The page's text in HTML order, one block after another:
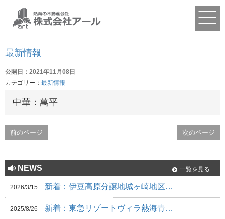
最新情報
公開日：2021年11月08日
カテゴリー： 最新情報
中華：萬平
前のページ 次のページ
NEWS 一覧を見る
2026/3/15 新着：伊豆高原分譲地城ヶ崎地区…
2025/8/26 新着：東急リゾートヴィラ熱海青…